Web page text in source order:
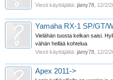
Viesti käyttäjältä: jämy78 12/2/
Yamaha RX-1 SP/GT/
Vielähän tuosta kelkan saisi.
vähän hellää kohtelua
Viesti käyttäjältä: jämy78 12/2/
Apex 2011->